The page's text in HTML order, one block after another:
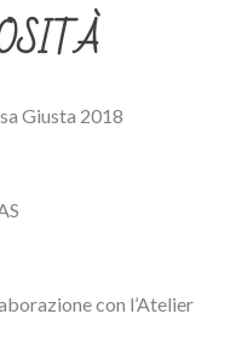
Giusta 2018
con l’Atelier